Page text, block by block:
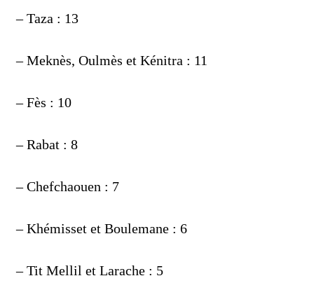
– Taza : 13
– Meknès, Oulmès et Kénitra : 11
– Fès : 10
– Rabat : 8
– Chefchaouen : 7
– Khémisset et Boulemane : 6
– Tit Mellil et Larache : 5